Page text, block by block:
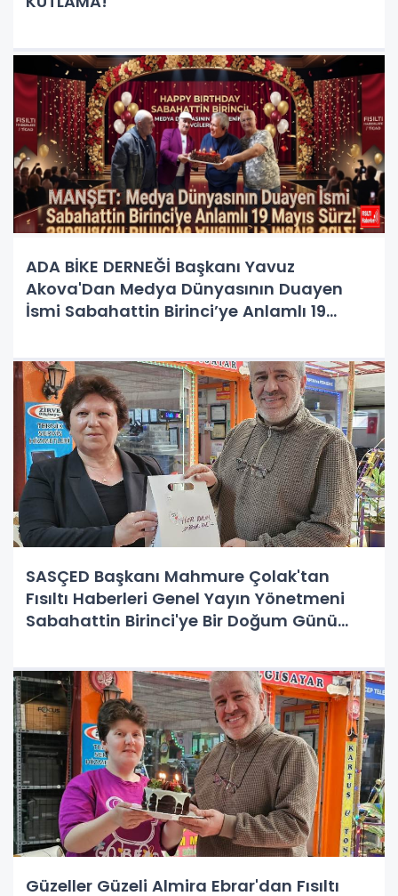
ADA BİKE DERNEĞİ Başkanı Yavuz
Akova'Dan Medya Dünyasının Duayen
İsmi Sabahattin Birinci’ye Anlamlı 19
SASÇED Başkanı Mahmure Çolak'tan
Fısıltı Haberleri Genel Yayın Yönetmeni
Sabahattin Birinci'ye Bir Doğum Günü
Güzeller Güzeli Almira Ebrar'dan Fısıltı